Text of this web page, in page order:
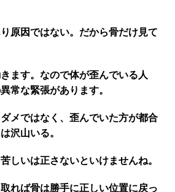
原因ではない。だから骨だけ見て
ます。なので体が歪んでいる人
常な緊張があります。
メではなく、歪んでいた方が都合
沢山いる。
しいは正さないといけませんね。
れば骨は勝手に正しい位置に戻っ